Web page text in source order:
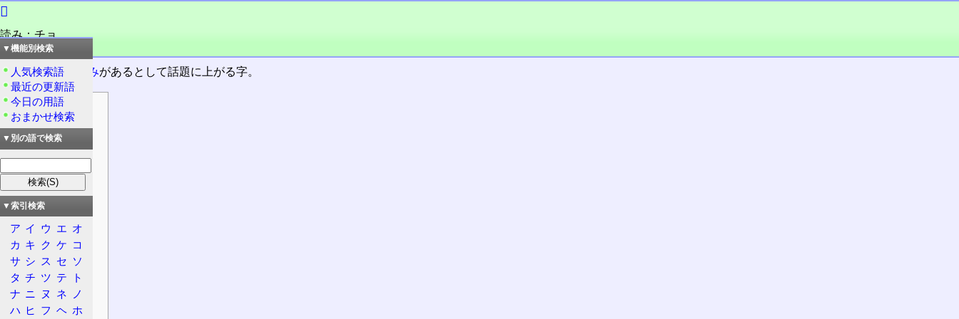
𤲑
読み：チョ
品詞：慣用単漢字
時に、長い 訓読みがあるとして話題に上がる字。
目次
情報
漢字
字源
概要
康熙字典
日本語
発音
熟語
▼機能別検索
人気検索語
最近の更新語
今日の用語
おまかせ検索
▼別の語で検索
▼索引検索
ア イ ウ エ オ
カ キ ク ケ コ
サ シ ス セ ソ
タ チ ツ テ
ト
ナ ニ ヌ ネ
ノ
ハ ヒ フ ヘ ホ